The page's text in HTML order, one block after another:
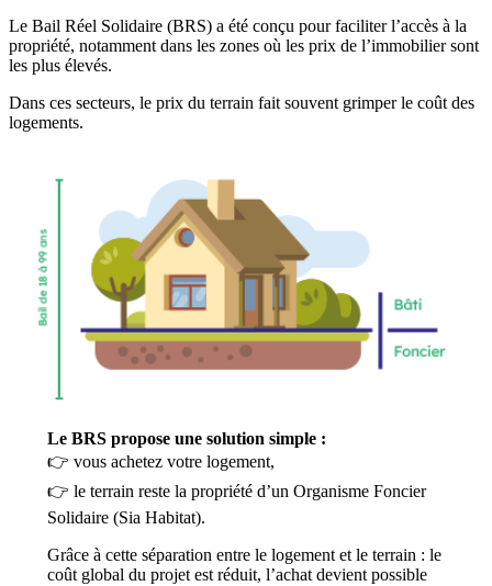
Le Bail Réel Solidaire (BRS) a été conçu pour faciliter l’accès à la
propriété, notamment dans les zones où les prix de l’immobilier sont
les plus élevés.
Dans ces secteurs, le prix du terrain fait souvent grimper le coût des
logements.
Le BRS propose une solution simple :
👉 vous achetez votre logement,
👉 le terrain reste la propriété d’un Organisme Foncier
Solidaire (Sia Habitat).
Grâce à cette séparation entre le logement et le terrain : le
coût global du projet est réduit, l’achat devient possible